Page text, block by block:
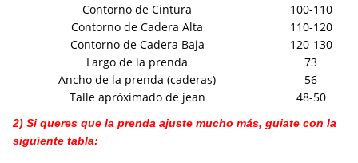
Contorno de Cintura
100-110
Contorno de Cadera Alta
110-120
Contorno de Cadera Baja
120-130
Largo de la prenda
73
Ancho de la prenda (caderas)
56
Talle apróximado de jean
48-50
2) Si queres que la prenda ajuste mucho más, guiate con la
siguiente tabla: